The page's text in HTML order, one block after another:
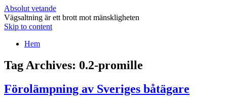
Absolut vetande
Vägsaltning är ett brott mot mänskligheten
Skip to content
Hem
Tag Archives: 0.2-promille
Förolämpning av Sveriges båtägare